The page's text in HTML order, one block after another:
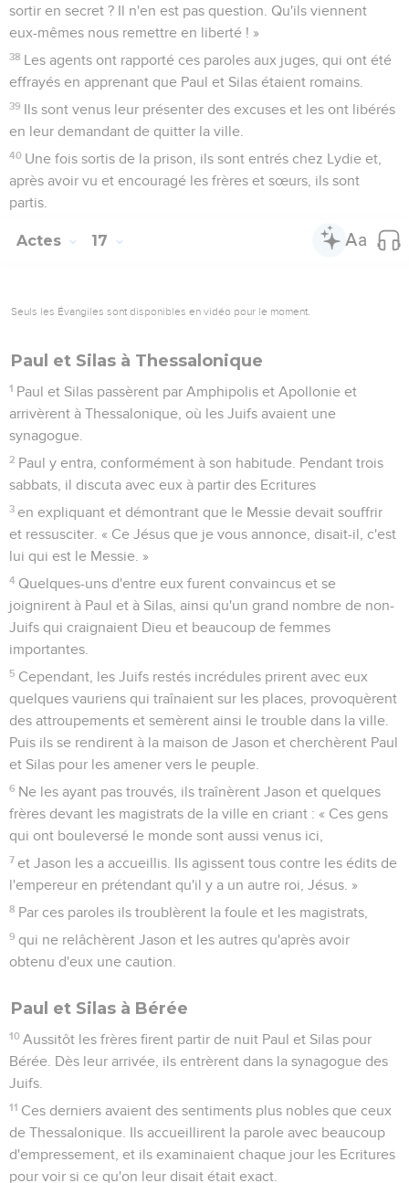
sortir en secret ? Il n'en est pas question. Qu'ils viennent
eux-mêmes nous remettre en liberté ! »
38 Les agents ont rapporté ces paroles aux juges, qui ont été
effrayés en apprenant que Paul et Silas étaient romains.
39 Ils sont venus leur présenter des excuses et les ont libérés
en leur demandant de quitter la ville.
40 Une fois sortis de la prison, ils sont entrés chez Lydie et,
après avoir vu et encouragé les frères et sœurs, ils sont
partis.
Actes 17
Seuls les Évangiles sont disponibles en vidéo pour le moment.
Paul et Silas à Thessalonique
1 Paul et Silas passèrent par Amphipolis et Apollonie et
arrivèrent à Thessalonique, où les Juifs avaient une
synagogue.
2 Paul y entra, conformément à son habitude. Pendant trois
sabbats, il discuta avec eux à partir des Ecritures
3 en expliquant et démontrant que le Messie devait souffrir
et ressusciter. « Ce Jésus que je vous annonce, disait-il, c'est
lui qui est le Messie. »
4 Quelques-uns d'entre eux furent convaincus et se
joignirent à Paul et à Silas, ainsi qu'un grand nombre de non-
Juifs qui craignaient Dieu et beaucoup de femmes
importantes.
5 Cependant, les Juifs restés incrédules prirent avec eux
quelques vauriens qui traînaient sur les places, provoquèrent
des attroupements et semèrent ainsi le trouble dans la ville.
Puis ils se rendirent à la maison de Jason et cherchèrent Paul
et Silas pour les amener vers le peuple.
6 Ne les ayant pas trouvés, ils traînèrent Jason et quelques
frères devant les magistrats de la ville en criant : « Ces gens
qui ont bouleversé le monde sont aussi venus ici,
7 et Jason les a accueillis. Ils agissent tous contre les édits de
l'empereur en prétendant qu'il y a un autre roi, Jésus. »
8 Par ces paroles ils troublèrent la foule et les magistrats,
9 qui ne relâchèrent Jason et les autres qu'après avoir
obtenu d'eux une caution.
Paul et Silas à Bérée
10 Aussitôt les frères firent partir de nuit Paul et Silas pour
Bérée. Dès leur arrivée, ils entrèrent dans la synagogue des
Juifs.
11 Ces derniers avaient des sentiments plus nobles que ceux
de Thessalonique. Ils accueillirent la parole avec beaucoup
d'empressement, et ils examinaient chaque jour les Ecritures
pour voir si ce qu'on leur disait était exact.